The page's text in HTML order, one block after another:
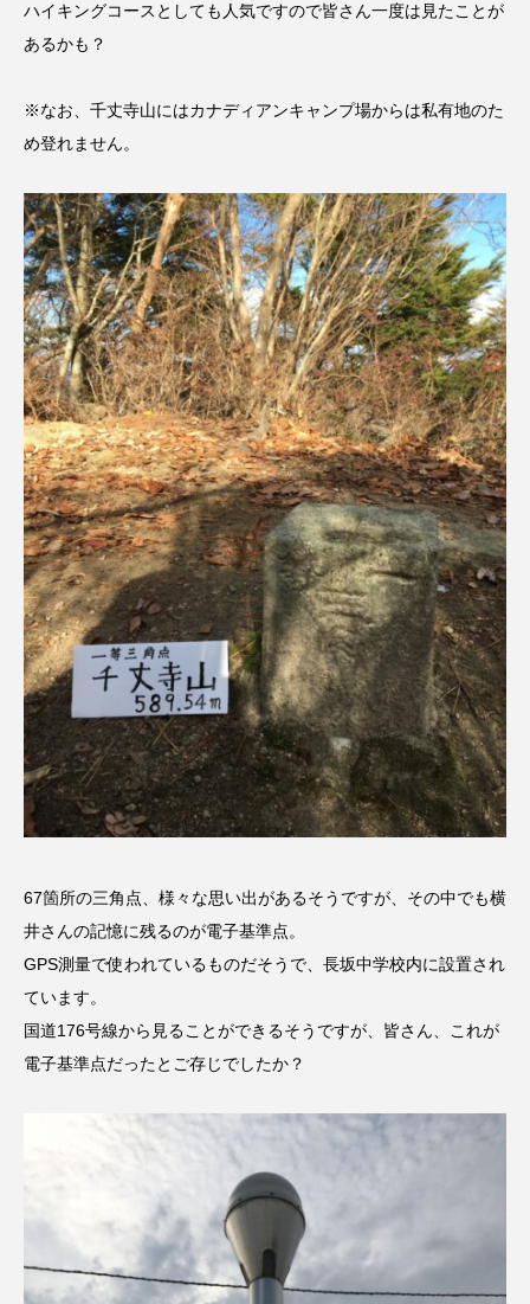
ROKKO森の音ミュージアム
SAKDAC HARMO
SANDA ORGANIC VILLAGE MEETINGのつながるラジオ
SDGs・タイプスマート農業推進プロジェクト関西学院
AgriNOVA
SIKIガーデン Autumn Season
Singing with a smile snowwhite
SPOTTED PRODUCTIONS/TWIN
SUNSUNキッズ The Room Next Door
This is SUEKI We Live In Time WICKED
youtube Yukoの子連れハワイ旅珍道中
⻑尾謙杜
「THE オリバーな犬、（Gosh!!）このヤロウMOVIE」
『今日の空が一番好き、とまだ言えない僕は』
あいはらひろゆき
あかしあ台小学校 あじさいコンサート
あっぷっぷのぷ～ あなたが眠る間
あの歌を憶えている あめぽったん
おいしいぱんぱんでんしゃ
おでかけ情報
おばあちゃんと僕の約束 おもいおいも
ハイキングコースとしても人気ですので皆さん一度は見たことが
あるかも？
※なお、千丈寺山にはカナディアンキャンプ場からは私有地のた
め登れません。
67箇所の三角点、様々な思い出があるそうですが、その中でも横
井さんの記憶に残るのが電子基準点。
GPS測量で使われているものだそうで、長坂中学校内に設置され
ています。
国道176号線から見ることができるそうですが、皆さん、これが
電子基準点だったとご存じでしたか？